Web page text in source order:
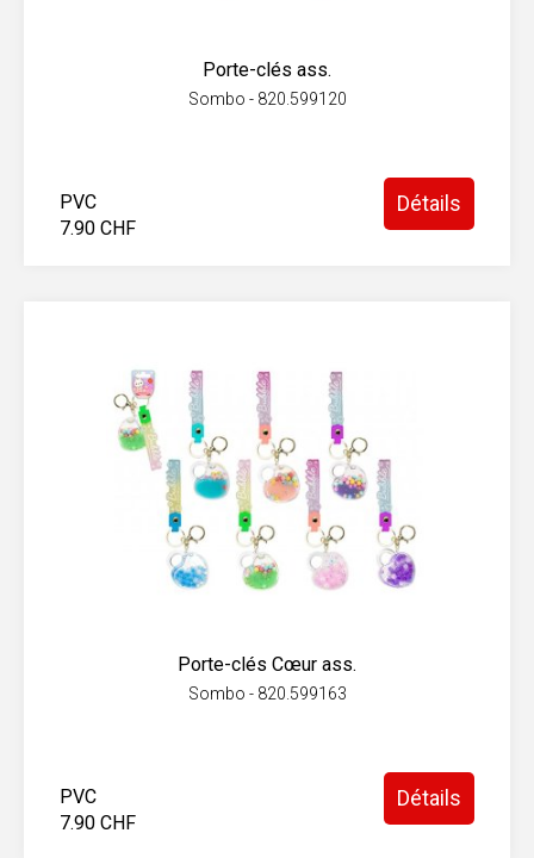
Porte-clés ass.
Sombo - 820.599120
PVC
7.90 CHF
Détails
Porte-clés Cœur ass.
Sombo - 820.599163
PVC
7.90 CHF
Détails